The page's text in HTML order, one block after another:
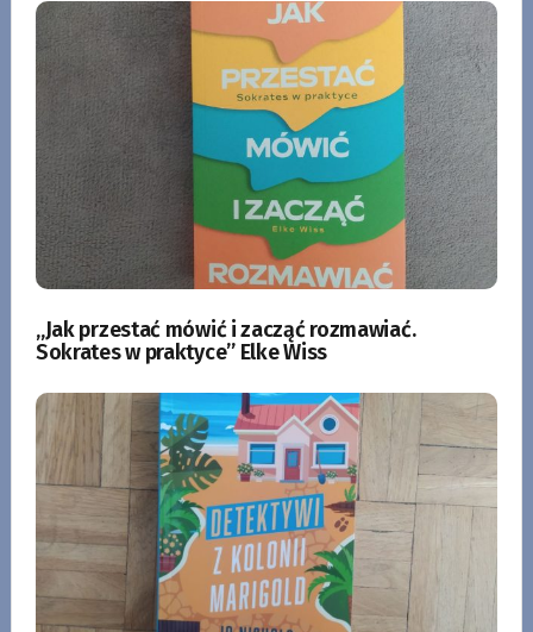
„Jak przestać mówić i zacząć rozmawiać.
Sokrates w praktyce” Elke Wiss